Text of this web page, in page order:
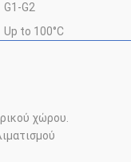
G1-G2
Up to 100°C
χώρου.